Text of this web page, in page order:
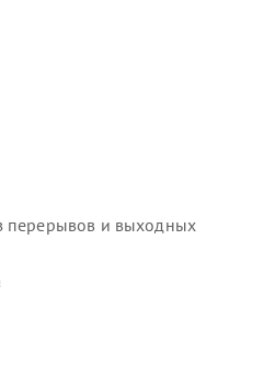
перерывов и выходных